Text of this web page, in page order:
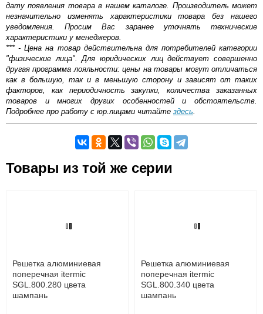
дату появления товара в нашем каталоге. Производитель может
незначительно изменять характеристики товара без нашего
уведомления. Просим Вас заранее уточнять технические
характеристики у менеджеров.
*** - Цена на товар действительна для потребителей категории
"физические лица". Для юридических лиц действует совершенно
другая программа лояльности: цены на товары могут отличаться
как в большую, так и в меньшую сторону и зависят от таких
факторов, как периодичность закупки, количества заказанных
товаров и многих других особенностей и обстоятельств.
Подробнее про работу с юр.лицами читайте здесь.
Оставьте отзыв
времени
Интернет-деньгами (Yandex-деньги, Web-money,
Qiwi-кошельки и другие).
Безналичный расчёт (возможно и с НДС)
подробнее...
Товары из той же серии
Решетка алюминиевая
поперечная itermic
SGL.800.280 цвета
шампань
Решетка алюминиевая
поперечная itermic
SGL.800.340 цвета
шампань